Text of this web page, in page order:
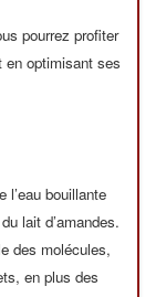
pourrez profiter
en optimisant ses
l’eau bouillante
lait d’amandes.
des molécules,
en plus des